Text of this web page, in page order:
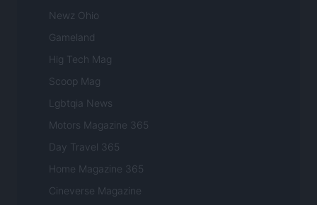
Newz Ohio
Gameland
Hig Tech Mag
Scoop Mag
Lgbtqia News
Motors Magazine 365
Day Travel 365
Home Magazine 365
Cineverse Magazine